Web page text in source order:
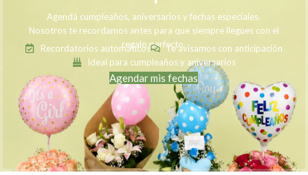
Agendá cumpleaños, aniversarios y fechas especiales.
Nosotros te recordamos antes para que siempre llegues con el
regalo perfecto.
Recordatorios automáticos
Te avisamos con anticipación
Ideal para cumpleaños y aniversarios
Agendar mis fechas